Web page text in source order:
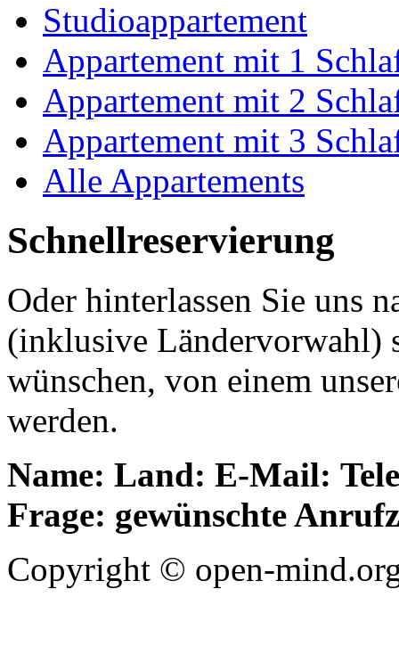
Studioappartement
Appartement mit 1
Appartement mit 2
Appartement mit 3
Alle Appartements
Schnellreservierung
Oder hinterlassen Sie uns
(inklusive Ländervorwahl)
wünschen, von einem
werden.
Name: Land: E-Mail:
Frage: gewünschte
Copyright © open-